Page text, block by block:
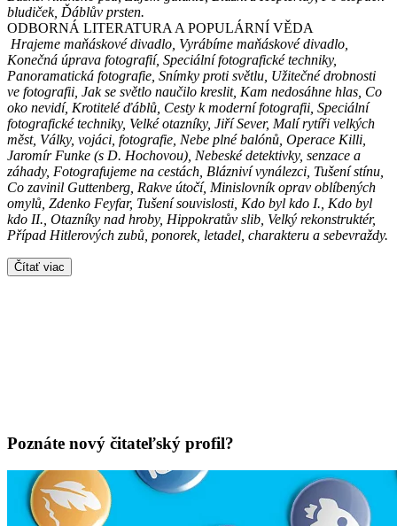
bludiček, Ďáblův prsten.
ODBORNÁ LITERATURA A POPULÁRNÍ VĚDA
Hrajeme maňáskové divadlo, Vyrábíme maňáskové divadlo,
Konečná úprava fotografií, Speciální fotografické techniky,
Panoramatická fotografie, Snímky proti světlu, Užitečné drobnosti
ve fotografii, Jak se světlo naučilo kreslit, Kam nedosáhne hlas, Co
oko nevidí, Krotitelé ďáblů, Cesty k moderní fotografii, Speciální
fotografické techniky, Velké otazníky, Jiří Sever, Malí rytíři velkých
měst, Války, vojáci, fotografie, Nebe plné balónů, Operace Killi,
Jaromír Funke (s D. Hochovou), Nebeské detektivky, senzace a
záhady, Fotografujeme na cestách, Blázniví vynálezci, Tušení stínu,
Co zavinil Guttenberg, Rakve útočí, Minislovník oprav oblíbených
omylů, Zdenko Feyfar, Tušení souvislosti, Kdo byl kdo I., Kdo byl
kdo II., Otazníky nad hroby, Hippokratův slib, Velký rekonstruktér,
Případ Hitlerových zubů, ponorek, letadel, charakteru a sebevraždy.
Čítať viac
Poznáte nový čitateľský profil?